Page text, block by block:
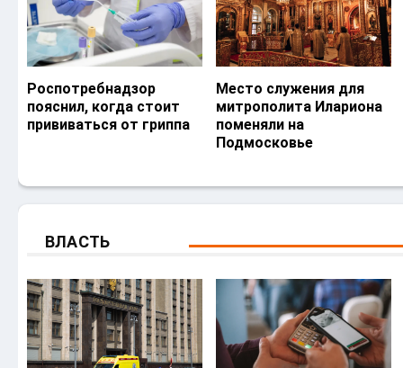
Роспотребнадзор
пояснил, когда стоит
прививаться от гриппа
Место служения для
митрополита Илариона
поменяли на
Подмосковье
ВЛАСТЬ